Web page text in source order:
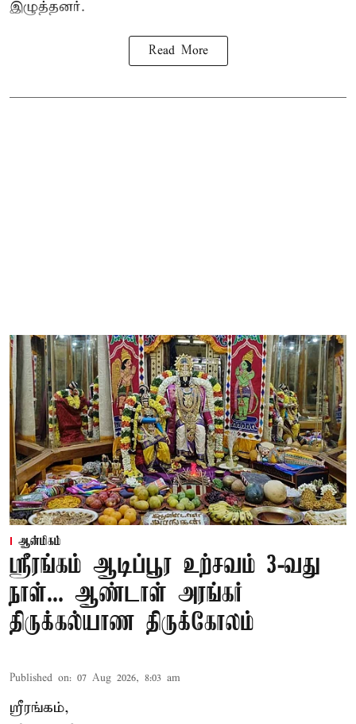
இழுத்தனர்.
Read More
ஆன்மிகம்
ஸ்ரீரங்கம் ஆடிப்பூர உற்சவம் 3-வது
நாள்... ஆண்டாள் அரங்கர்
திருக்கல்யாண திருக்கோலம்
Published on: 07 Aug 2026, 8:03 am
ஸ்ரீரங்கம்,